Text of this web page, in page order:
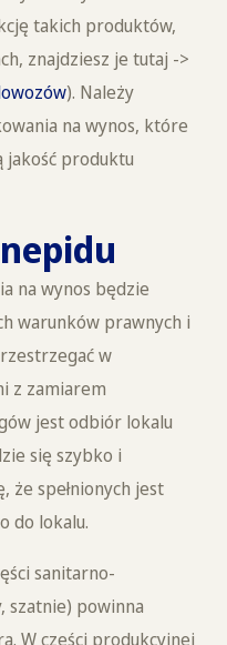
takich produktów,
znajdziesz je tutaj ->
). Należy
na wynos, które
jakość produktu
na wynos będzie
warunków prawnych i
w
z zamiarem
jest odbiór lokalu
się szybko i
że spełnionych jest
do lokalu.
sanitarno-
szatnie) powinna
W części produkcyjnej